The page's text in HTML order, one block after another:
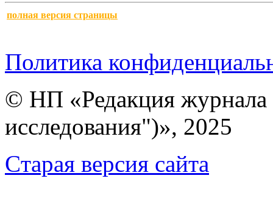
полная версия страницы
Политика
© НП «Редакция
исследования")», 2025
Cтарая версия сайта